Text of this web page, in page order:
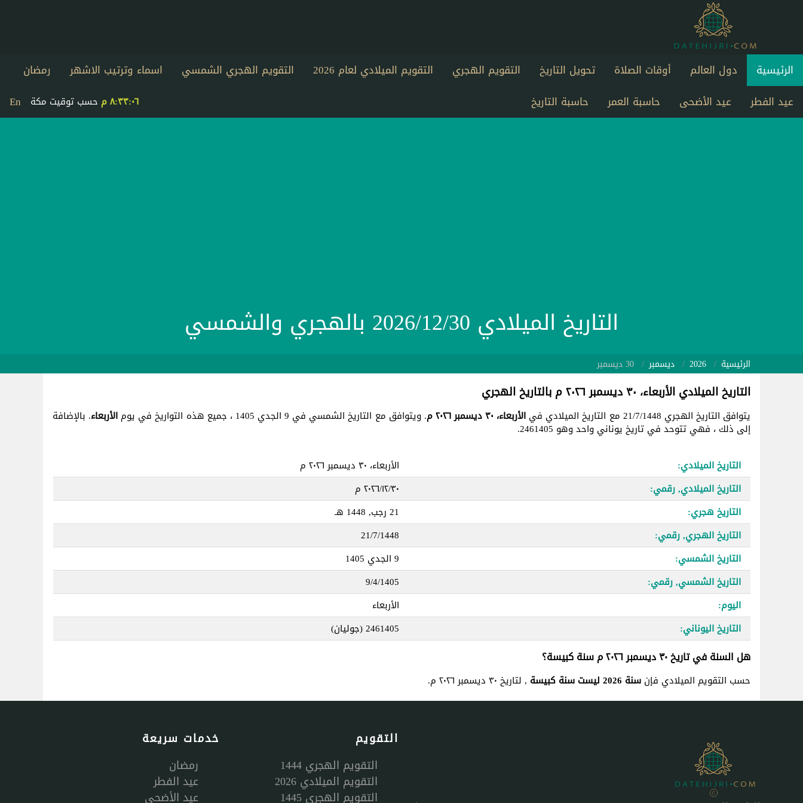
الرئيسية دول العالم أوقات الصلاة تحويل التاريخ التقويم الهجري التقويم الميلادي لعام 2026 التقويم الهجري الشمسي اسماء وترتيب الاشهر
رمضان
عيد الفطر
عيد الأضحى حاسبة العمر حاسبة التاريخ En ٨:٣٣:٠٦ م حسب توقيت مكة
التاريخ الميلادي 2026/12/30 بالهجري والشمسي
الرئيسية 2026 ديسمبر 30 ديسمبر
التاريخ الميلادي الأربعاء، ٣٠ ديسمبر ٢٠٢٦ م بالتاريخ الهجري
يتوافق التاريخ الهجري 21/7/1448 مع التاريخ الميلادي في الأربعاء، ٣٠ ديسمبر ٢٠٢٦ م . ويتوافق مع التاريخ الشمسي في 9 الجدي 1405 ، جميع هذه التواريخ في يوم الأربعاء. بالإضافة
إلى ذلك ، فهي تتوحد في تاريخ يوناني واحد وهو 2461405.
التاريخ الميلادي:
الأربعاء، ٣٠ ديسمبر ٢٠٢٦ م
التاريخ الميلادي, رقمي:
٣٠‏/١٢‏/٢٠٢٦ م
التاريخ هجري:
21 رجب, 1448 هـ
التاريخ الهجري, رقمي:
21/7/1448
التاريخ الشمسي:
9 الجدي 1405
التاريخ الشمسي, رقمي:
9/4/1405
اليوم:
الأربعاء
التاريخ اليوناني:
2461405(جوليان)
هل السنة في تاريخ ٣٠ ديسمبر ٢٠٢٦ م سنة كبيسة؟
حسب التقويم الميلادي فإن سنة 2026 ليست سنة كبيسة , لتاريخ ٣٠ ديسمبر ٢٠٢٦ م.
التقويم
التقويم الهجري 1444
التقويم الميلادي 2026
التقويم الهجري 1445
خدمات سريعة
رمضان
عيد الفطر
عيد الأضحى